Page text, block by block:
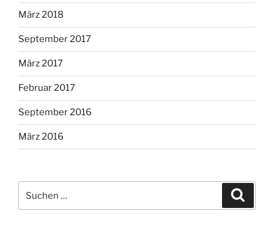
März 2018
September 2017
März 2017
Februar 2017
September 2016
März 2016
nach: